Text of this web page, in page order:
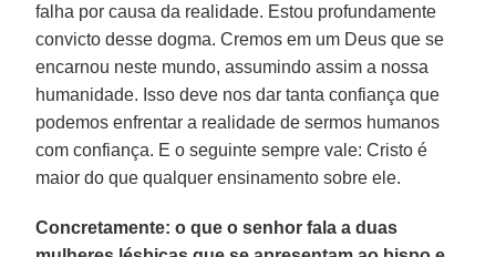
falha por causa da realidade. Estou profundamente
convicto desse dogma. Cremos em um Deus que se
encarnou neste mundo, assumindo assim a nossa
humanidade. Isso deve nos dar tanta confiança que
podemos enfrentar a realidade de sermos humanos
com confiança. E o seguinte sempre vale: Cristo é
maior do que qualquer ensinamento sobre ele.
Concretamente: o que o senhor fala a duas